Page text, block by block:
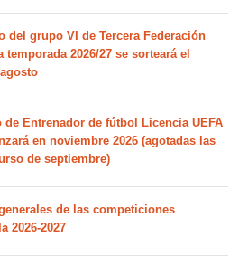
del grupo VI de Tercera Federación
temporada 2026/27 se sorteará el
de Entrenador de fútbol Licencia UEFA
en noviembre 2026 (agotadas las
de septiembre)
de las competiciones
2026-2027